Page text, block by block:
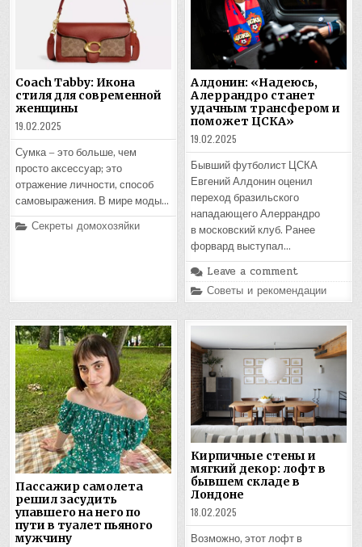
Coach Tabby: Икона
стиля для современной
женщины
19.02.2025
Сумка – это больше, чем
просто аксессуар; это
отражение личности, способ
самовыражения. В мире моды…
Posted
Секреты домохозяйки
Алдонин: «Надеюсь,
Алеррандро станет
удачным трансфером и
поможет ЦСКА»
19.02.2025
Бывший футболист ЦСКА
Евгений Алдонин оценил
переход бразильского
нападающего Алеррандро
в московский клуб. Ранее
форвард выступал…
Leave a comment
Posted
in
Советы и рекомендации
Пассажир самолета
решил засудить
упавшего на него по
пути в туалет пьяного
мужчину
Кирпичные стены и
мягкий декор: лофт в
бывшем складе в
Лондоне
18.02.2025
Возможно, этот лофт в